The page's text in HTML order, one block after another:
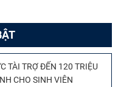
TÀI TRỢ ĐẾN 120 TRIỆU
CHO SINH VIÊN